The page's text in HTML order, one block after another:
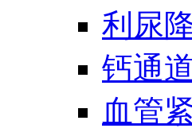
利尿
钙通
血管